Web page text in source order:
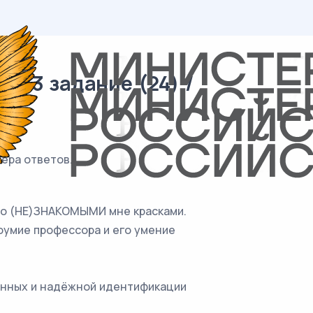
13 задание (24) /
ответов.
(НЕ)ЗНАКОМЫМИ мне красками.
профессора и его умение
и надёжной идентификации